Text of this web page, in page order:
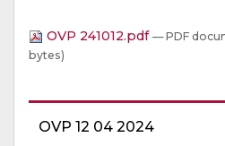
OVP 12 04 2024
OVP 241012.pdf — PDF
bytes)